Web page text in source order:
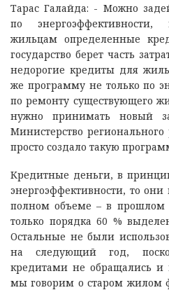
Тарас Галайда: - Можно
по энергоэффективности,
жильцам определенные
государство берет часть
недорогие кредиты для
же программу не только по
по ремонту существующего
нужно принимать новый
Министерство регионального
просто создало такую
Кредитные деньги, в
энергоэффективности, то они
полном объеме – в прошлом
только порядка 60 %
Остальные не были
на следующий год,
кредитами не обращались и
мы говорим о старом жилом